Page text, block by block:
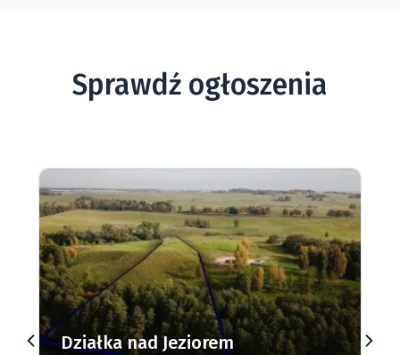
Sprawdź ogłoszenia
Działki budowlane nad Jeziorem